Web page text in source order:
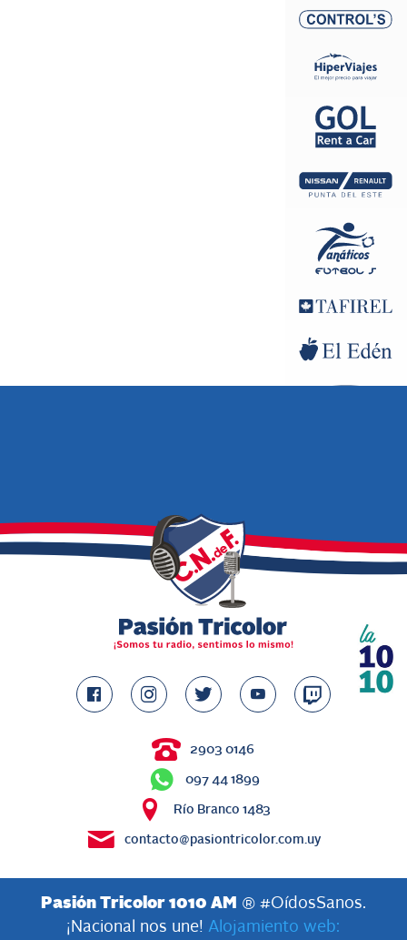
2903 0146
097 44 1899
Río Branco 1483
contacto@pasiontricolor.com.uy
Pasión Tricolor 1010 AM
® #OídosSanos.
¡Nacional nos une! Alojamiento web: